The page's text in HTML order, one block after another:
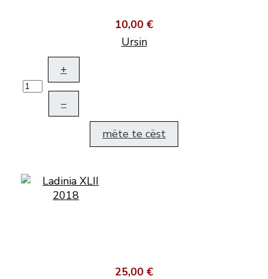
10,00 €
Ursin
+
–
mëte te cëst
25,00 €